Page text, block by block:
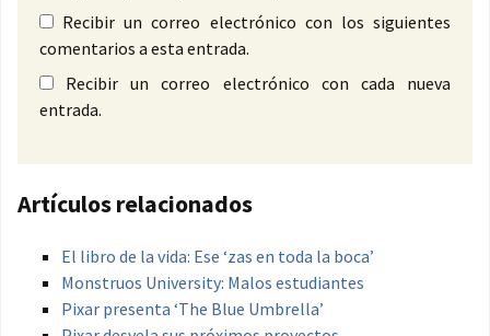
Recibir un correo electrónico con los siguientes
comentarios a esta entrada.
Recibir un correo electrónico con cada nueva
entrada.
Artículos relacionados
El libro de la vida: Ese ‘zas en toda la boca’
Monstruos University: Malos estudiantes
Pixar presenta ‘The Blue Umbrella’